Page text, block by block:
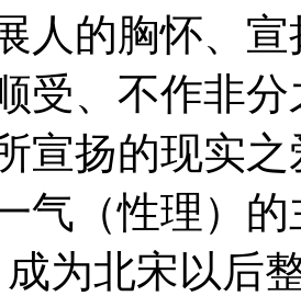
人的胸怀、
受、不作非
宣扬的现实
气（性理）
为北宋以后